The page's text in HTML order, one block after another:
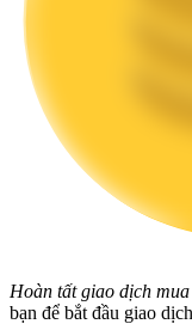
Launchpool
Đặt cọc linh hoạt
Hoàn tất giao dịch
bạn để bắt đầu giao